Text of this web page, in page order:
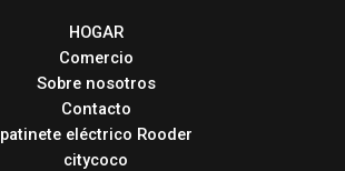
HOGAR
Comercio
Sobre nosotros
Contacto
patinete eléctrico Rooder
citycoco